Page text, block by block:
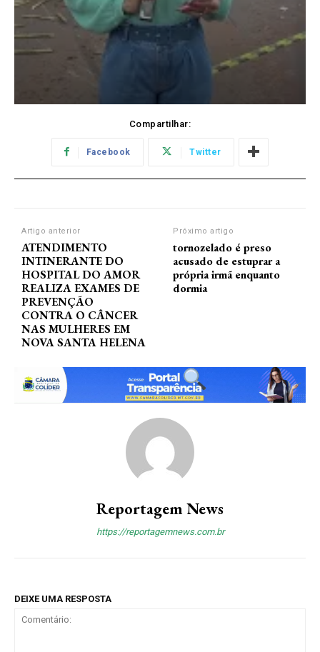
Compartilhar:
Facebook Twitter
Artigo anterior
ATENDIMENTO
INTINERANTE DO
HOSPITAL DO AMOR
REALIZA EXAMES DE
PREVENÇÃO
CONTRA O CÂNCER
NAS MULHERES EM
NOVA SANTA HELENA
Próximo artigo
tornozelado é preso
acusado de estuprar a
própria irmã enquanto
dormia
Reportagem News
https://reportagemnews.com.br
DEIXE UMA RESPOSTA